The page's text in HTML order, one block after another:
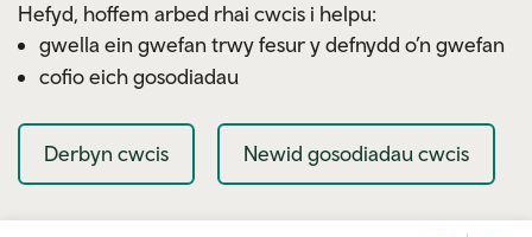
Hefyd, hoffem arbed rhai cwcis i helpu:
gwella ein gwefan trwy fesur y defnydd o’n gwefan
cofio eich gosodiadau
Derbyn cwcis Newid gosodiadau cwcis